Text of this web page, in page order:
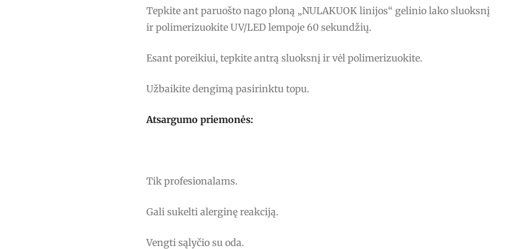
Tepkite ant paruošto nago ploną „NULAKUOK linijos“ gelinio lako sluoksnį
ir polimerizuokite UV/LED lempoje 60 sekundžių.
Esant poreikiui, tepkite antrą sluoksnį ir vėl polimerizuokite.
Užbaikite dengimą pasirinktu topu.
Atsargumo priemonės:
Tik profesionalams.
Gali sukelti alerginę reakciją.
Vengti sąlyčio su oda.